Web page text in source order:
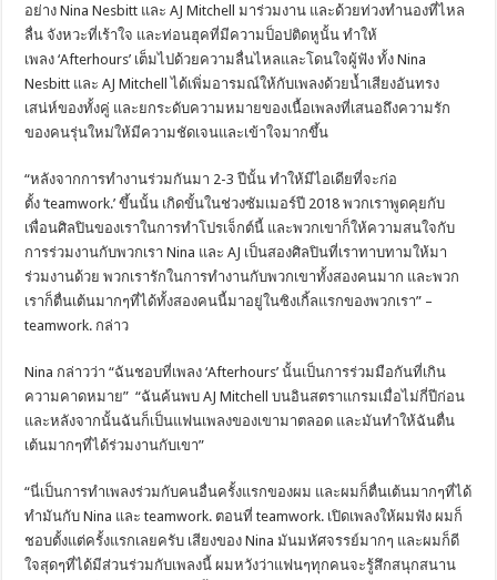
อย่าง Nina Nesbitt และ AJ Mitchell มาร่วมงาน และด้วยท่วงทำนองที่ไหล
ลื่น จังหวะที่เร้าใจ และท่อนฮุคที่มีความป็อปติดหูนั้น ทำให้
เพลง ‘Afterhours’ เต็มไปด้วยความลื่นไหลและโดนใจผู้ฟัง ทั้ง Nina
Nesbitt และ AJ Mitchell ได้เพิ่มอารมณ์ให้กับเพลงด้วยน้ำเสียงอันทรง
เสน่ห์ของทั้งคู่ และยกระดับความหมายของเนื้อเพลงที่เสนอถึงความรัก
ของคนรุ่นใหม่ให้มีความชัดเจนและเข้าใจมากขึ้น
“หลังจากการทำงานร่วมกันมา 2-3 ปีนั้น ทำให้มีไอเดียที่จะก่อ
ตั้ง ‘teamwork.’ ขึ้นนั้น เกิดขั้นในช่วงซัมเมอร์ปี 2018 พวกเราพูดคุยกับ
เพื่อนศิลปินของเราในการทำโปรเจ็กต์นี้ และพวกเขาก็ให้ความสนใจกับ
การร่วมงานกับพวกเรา Nina และ AJ เป็นสองศิลปินที่เราทาบทามให้มา
ร่วมงานด้วย พวกเรารักในการทำงานกับพวกเขาทั้งสองคนมาก และพวก
เราก็ตื่นเต้นมากๆที่ได้ทั้งสองคนนี้มาอยู่ในซิงเกิ้ลแรกของพวกเรา” –
teamwork. กล่าว
Nina กล่าวว่า “ฉันชอบที่เพลง ‘Afterhours’ นั้นเป็นการร่วมมือกันที่เกิน
ความคาดหมาย” “ฉันค้นพบ AJ Mitchell บนอินสตราแกรมเมื่อไม่กี่ปีก่อน
และหลังจากนั้นฉันก็เป็นแฟนเพลงของเขามาตลอด และมันทำให้ฉันตื่น
เต้นมากๆที่ได้ร่วมงานกับเขา”
“นี่เป็นการทำเพลงร่วมกับคนอื่นครั้งแรกของผม และผมก็ตื่นเต้นมากๆที่ได้
ทำมันกับ Nina และ teamwork. ตอนที่ teamwork. เปิดเพลงให้ผมฟัง ผมก็
ชอบตั้งแต่ครั้งแรกเลยครับ เสียงของ Nina มันมหัศจรรย์มากๆ และผมก็ดี
ใจสุดๆที่ได้มีส่วนร่วมกับเพลงนี้ ผมหวังว่าแฟนๆทุกคนจะรู้สึกสนุกสนาน